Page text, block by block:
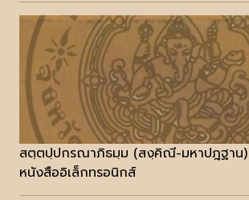
สตฺตปฺปกรณาภิธมฺม (สงฺคิณี-มหาปฎฐาน)
หนังสืออิเล็กทรอนิกส์